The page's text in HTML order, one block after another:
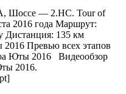
Шоссе — 2.HC. Tour of
2016 года Маршрут:
Дистанция: 135 км
Превью всех этапов
Юты 2016 Видеообзор
2016.